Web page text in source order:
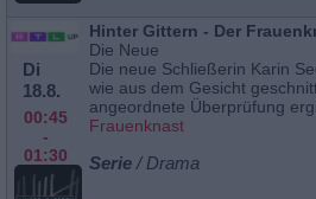
Di
18.8.
00:45
-
01:30
Hinter Gittern - Der
Die Neue
Die neue Schließerin Karin
wie aus dem Gesicht
angeordnete Überprüfung
Frauenknast
Serie / Drama